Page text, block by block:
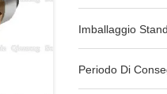
Imballaggio
Periodo Di